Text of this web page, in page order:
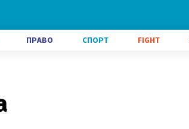
ПРАВО СПОРТ FIGHT